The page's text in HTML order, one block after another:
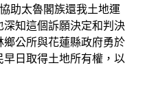
助太魯閣族還我土地運
知這個訴願決定和判決
公所與花蓮縣政府勇於
日取得土地所有權，以